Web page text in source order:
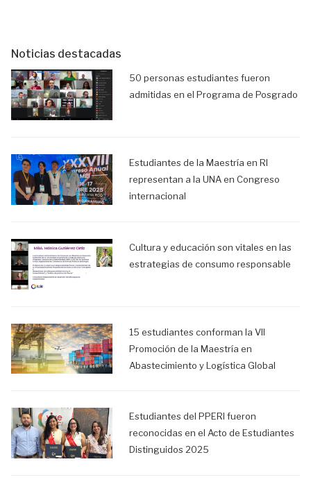
Noticias destacadas
50 personas estudiantes fueron
admitidas en el Programa de Posgrado
Estudiantes de la Maestría en RI
representan a la UNA en Congreso
internacional
Cultura y educación son vitales en las
estrategias de consumo responsable
15 estudiantes conforman la VII
Promoción de la Maestría en
Abastecimiento y Logística Global
Estudiantes del PPERI fueron
reconocidas en el Acto de Estudiantes
Distinguidos 2025